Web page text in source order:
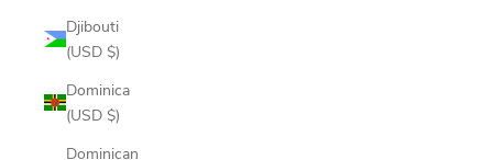
Djibouti
(USD $)
Dominica
(USD $)
Dominican